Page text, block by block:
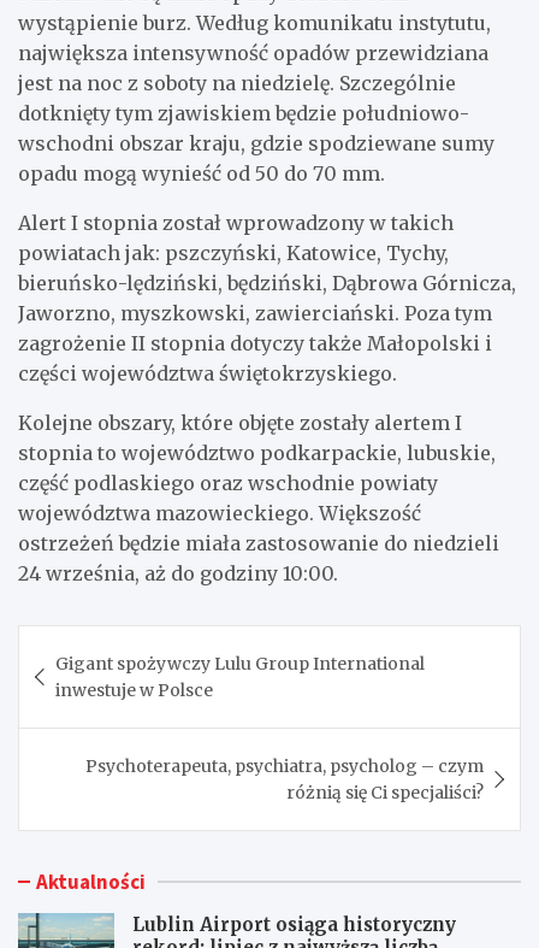
wystąpienie burz. Według komunikatu instytutu,
największa intensywność opadów przewidziana
jest na noc z soboty na niedzielę. Szczególnie
dotknięty tym zjawiskiem będzie południowo-
wschodni obszar kraju, gdzie spodziewane sumy
opadu mogą wynieść od 50 do 70 mm.
Alert I stopnia został wprowadzony w takich
powiatach jak: pszczyński, Katowice, Tychy,
bieruńsko-lędziński, będziński, Dąbrowa Górnicza,
Jaworzno, myszkowski, zawierciański. Poza tym
zagrożenie II stopnia dotyczy także Małopolski i
części województwa świętokrzyskiego.
Kolejne obszary, które objęte zostały alertem I
stopnia to województwo podkarpackie, lubuskie,
część podlaskiego oraz wschodnie powiaty
województwa mazowieckiego. Większość
ostrzeżeń będzie miała zastosowanie do niedzieli
24 września, aż do godziny 10:00.
wpisu
Gigant spożywczy Lulu Group International
inwestuje w Polsce
Psychoterapeuta, psychiatra, psycholog – czym
różnią się Ci specjaliści?
Aktualności
Lublin Airport osiąga historyczny